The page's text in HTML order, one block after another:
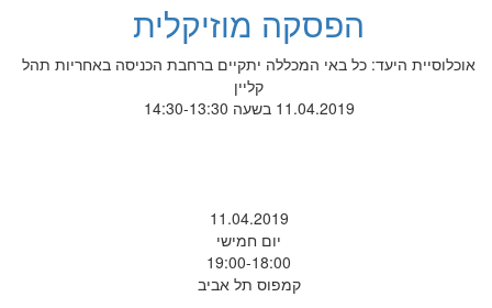
הפסקה מוזיקלית
אוכלוסיית היעד: כל באי המכללה יתקיים ברחבת הכניסה באחריות תהל
קליין
11.04.2019 בשעה 14:30-13:30
11.04.2019
יום חמישי
19:00-18:00
קמפוס תל אביב